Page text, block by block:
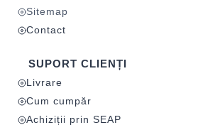
Sitemap
Contact
SUPORT CLIENȚI
Livrare
Cum cumpăr
Achiziții prin SEAP